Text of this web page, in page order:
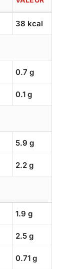
38 kcal
0.7 g
0.1 g
5.9 g
2.2 g
1.9 g
2.5 g
0.71 g